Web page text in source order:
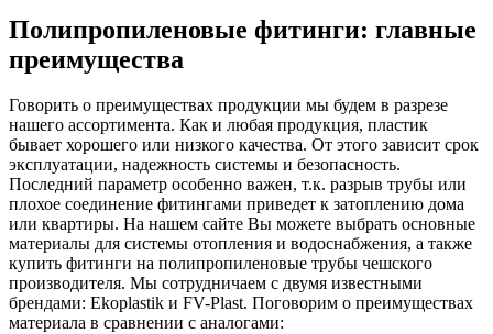
Полипропиленовые фитинги: главные
преимущества
Говорить о преимуществах продукции мы будем в разрезе
нашего ассортимента. Как и любая продукция, пластик
бывает хорошего или низкого качества. От этого зависит срок
эксплуатации, надежность системы и безопасность.
Последний параметр особенно важен, т.к. разрыв трубы или
плохое соединение фитингами приведет к затоплению дома
или квартиры. На нашем сайте Вы можете выбрать основные
материалы для системы отопления и водоснабжения, а также
купить фитинги на полипропиленовые трубы чешского
производителя. Мы сотрудничаем с двумя известными
брендами: Ekoplastik и FV-Plast. Поговорим о преимуществах
материала в сравнении с аналогами: